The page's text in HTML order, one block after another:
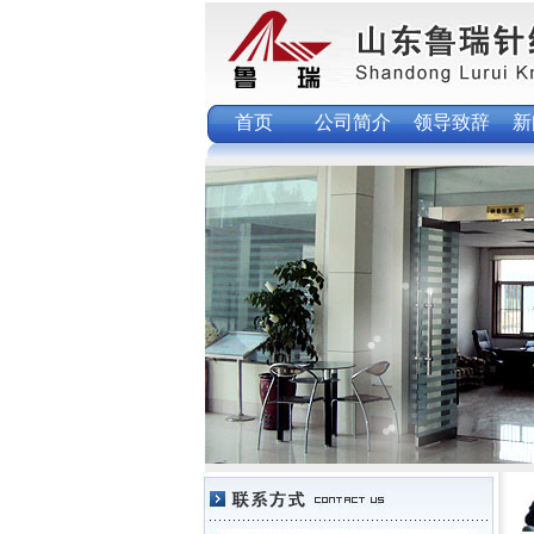
首页 公司简介 领导致辞